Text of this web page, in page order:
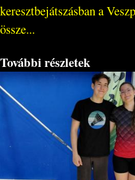
keresztbejátszásban a
össze...
További részletek